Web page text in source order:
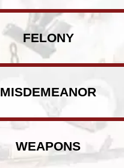
FELONY
MISDEMEANOR
WEAPONS